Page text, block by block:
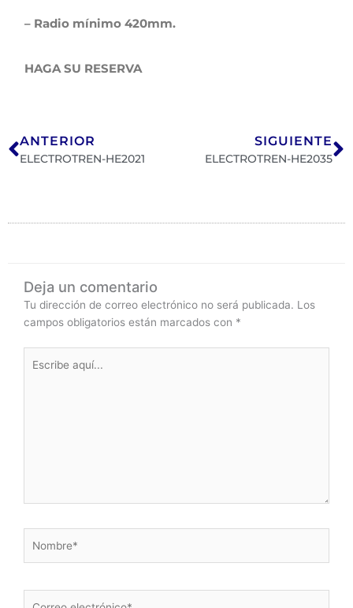
– Radio mínimo 420mm.
HAGA SU RESERVA
ANTERIOR
ELECTROTREN-HE2021
SIGUIENTE
ELECTROTREN-HE2035
Deja un comentario
Tu dirección de correo electrónico no será publicada. Los
campos obligatorios están marcados con *
aquí...